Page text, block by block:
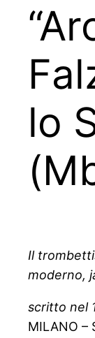
lo
Il
moderno,
scritto nel
MILANO –